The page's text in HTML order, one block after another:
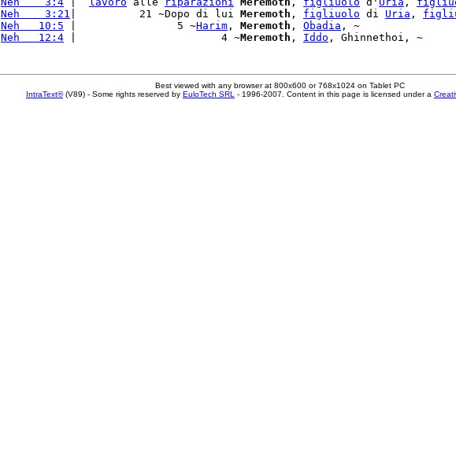
Neh    3:21 |          21 ~Dopo di lui Meremoth , figliuolo di Uria ,
Neh   10:5 |                5 ~Harim , Meremoth , Obadia , ~
Neh   12:4 |                       4 ~Meremoth , Iddo
Best viewed with any browser at 800x600 or 768x1024 on Tablet PC
IntraText®(V89) - Some rights reserved by EuloTech SRL - 1996-2007. Content in this page is licensed under a